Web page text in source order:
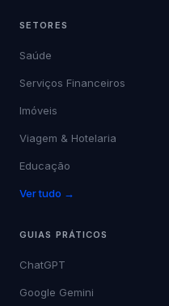
SETORES
Saúde
Serviços Financeiros
Imóveis
Viagem & Hotelaria
Educação
Ver tudo →
GUIAS PRÁTICOS
ChatGPT
Google Gemini